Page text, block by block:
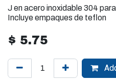
J en acero inoxidable 304
Incluye empaques de teflon
$ 5.75